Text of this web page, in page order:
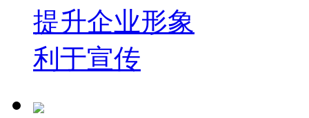
提升企业形象
利于宣传